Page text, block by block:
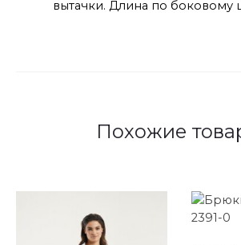
вытачки. Длина по боковому
Похожие